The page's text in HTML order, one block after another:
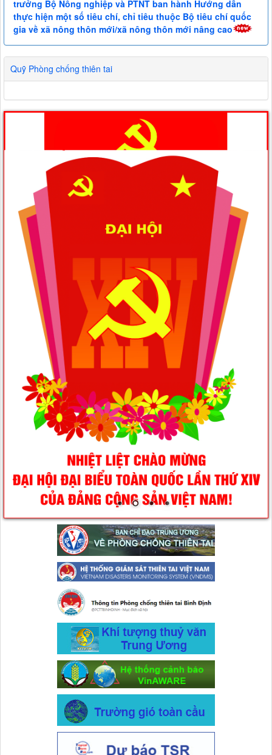
trưởng Bộ Nông nghiệp và PTNT ban hành Hướng dẫn
thực hiện một số tiêu chí, chỉ tiêu thuộc Bộ tiêu chí quốc
gia về xã nông thôn mới/xã nông thôn mới nâng cao
Quỹ Phòng chống thiên tai